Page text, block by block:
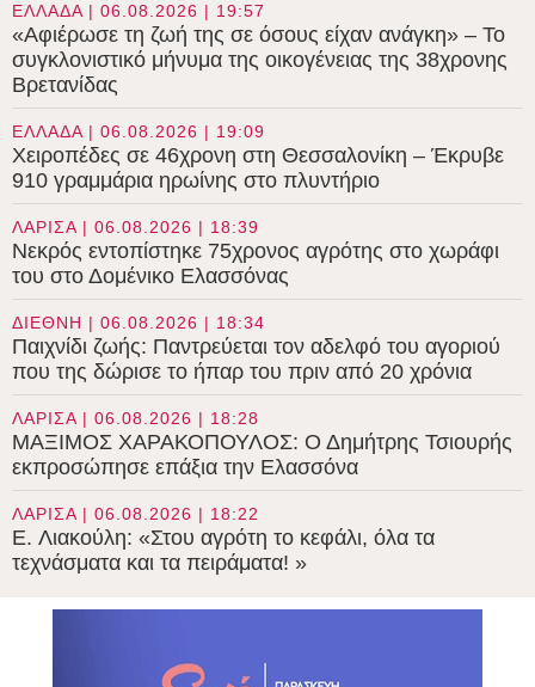
ΕΛΛΑΔΑ | 06.08.2026 | 19:57
«Αφιέρωσε τη ζωή της σε όσους είχαν ανάγκη» – Το
συγκλονιστικό μήνυμα της οικογένειας της 38χρονης
Βρετανίδας
ΕΛΛΑΔΑ | 06.08.2026 | 19:09
Χειροπέδες σε 46χρονη στη Θεσσαλονίκη – Έκρυβε
910 γραμμάρια ηρωίνης στο πλυντήριο
ΛΑΡΙΣΑ | 06.08.2026 | 18:39
Νεκρός εντοπίστηκε 75χρονος αγρότης στο χωράφι
του στο Δομένικο Ελασσόνας
ΔΙΕΘΝΗ | 06.08.2026 | 18:34
Παιχνίδι ζωής: Παντρεύεται τον αδελφό του αγοριού
που της δώρισε το ήπαρ του πριν από 20 χρόνια
ΛΑΡΙΣΑ | 06.08.2026 | 18:28
ΜΑΞΙΜΟΣ ΧΑΡΑΚΟΠΟΥΛΟΣ: Ο Δημήτρης Τσιουρής
εκπροσώπησε επάξια την Ελασσόνα
ΛΑΡΙΣΑ | 06.08.2026 | 18:22
E. Λιακούλη: «Στου αγρότη το κεφάλι, όλα τα
τεχνάσματα και τα πειράματα! »